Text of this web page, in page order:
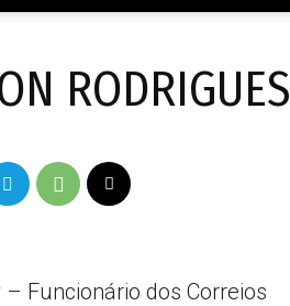
RODRIGUES
– Funcionário dos Correios